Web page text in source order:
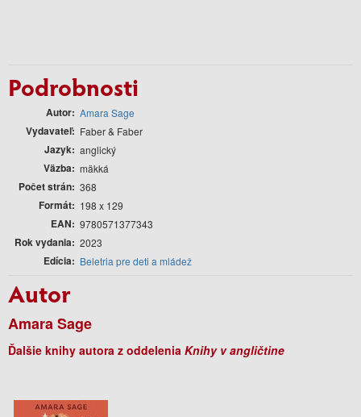
Podrobnosti
Autor Amara Sage
Vydavateľ Faber & Faber
Jazyk anglický
Väzba mäkká
Počet strán 368
Formát 198 x 129
EAN 9780571377343
Rok vydania 2023
Edícia Beletria pre deti a mládež
Autor
Amara Sage
Ďalšie knihy autora z oddelenia Knihy v angličtine